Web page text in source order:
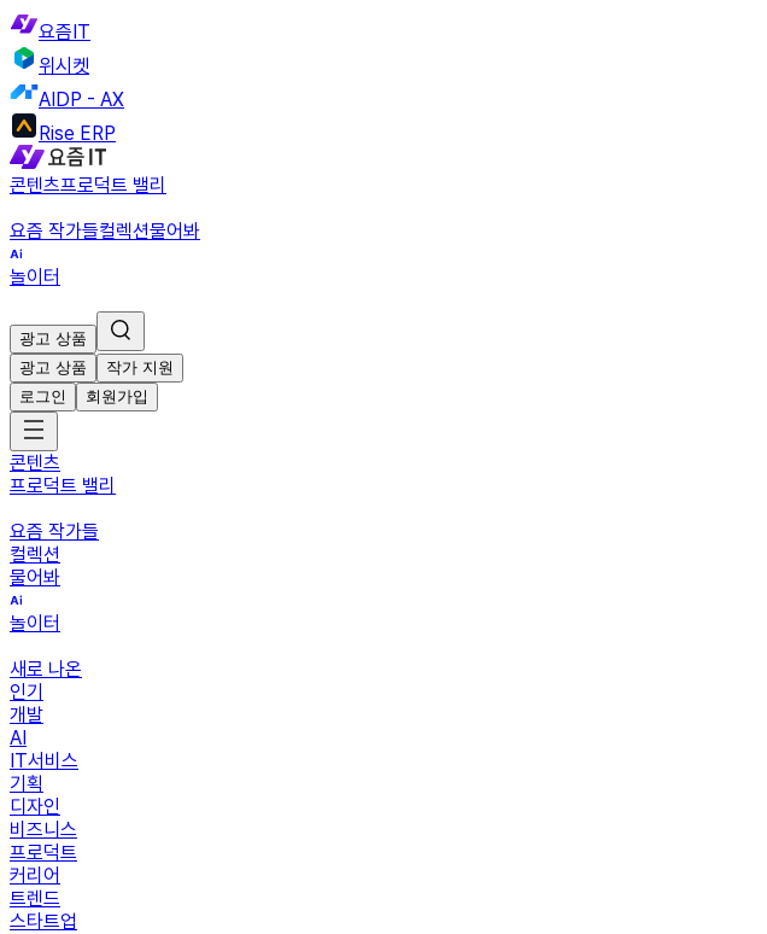
요즘IT
위시켓
AIDP - AX
Rise ERP
콘텐츠프로덕트 밸리
요즘 작가들컬렉션물어봐
놀이터
광고 상품
광고 상품
작가 지원
로그인
회원가입
콘텐츠
프로덕트 밸리
요즘 작가들
컬렉션
물어봐
놀이터
새로 나온
인기
개발
AI
IT서비스
기획
디자인
비즈니스
프로덕트
커리어
트렌드
스타트업